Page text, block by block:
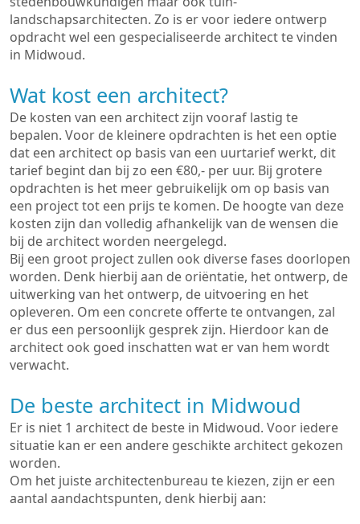
landschapsarchitecten. Zo is er voor iedere ontwerp
opdracht wel een gespecialiseerde architect te vinden
in Midwoud.
Wat kost een architect?
De kosten van een architect zijn vooraf lastig te
bepalen. Voor de kleinere opdrachten is het een optie
dat een architect op basis van een uurtarief werkt, dit
tarief begint dan bij zo een €80,- per uur. Bij grotere
opdrachten is het meer gebruikelijk om op basis van
een project tot een prijs te komen. De hoogte van deze
kosten zijn dan volledig afhankelijk van de wensen die
bij de architect worden neergelegd.
Bij een groot project zullen ook diverse fases doorlopen
worden. Denk hierbij aan de oriëntatie, het ontwerp, de
uitwerking van het ontwerp, de uitvoering en het
opleveren. Om een concrete offerte te ontvangen, zal
er dus een persoonlijk gesprek zijn. Hierdoor kan de
architect ook goed inschatten wat er van hem wordt
verwacht.
De beste architect in Midwoud
Er is niet 1 architect de beste in Midwoud. Voor iedere
situatie kan er een andere geschikte architect gekozen
worden.
Om het juiste architectenbureau te kiezen, zijn er een
aantal aandachtspunten, denk hierbij aan: